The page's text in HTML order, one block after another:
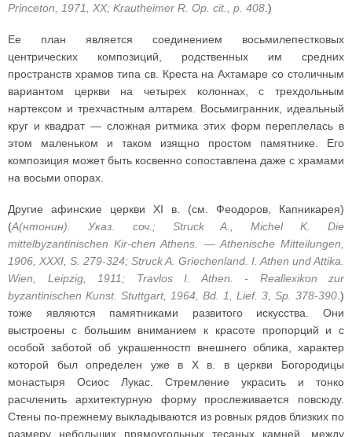
Princeton, 1971, XX; Krautheimer R. Op. cit., p. 408 .)
Ее план является соединением восьмилепестковых
центрических композиций, родственных им средних
пространств храмов типа св. Креста на Ахтамаре со столичным
вариантом церкви на четырех колоннах, с трехдольным
нартексом и трехчастным алтарем. Восьмигранник, идеальный
круг и квадрат — сложная ритмика этих форм переплелась в
этом маленьком и таком изящно простом памятнике. Его
композиция может быть косвенно сопоставлена даже с храмами
на восьми опорах.
Другие афинские церкви XI в. (см. Феодоров, Капникарея)
(А(нтонин). Указ. соч.; Struck A., Michel K. Die
mittelbyzantinischen Kir-chen Athens. — Athenische Mitteilungen,
1906, XXXI, S. 279-324; Struck A. Griechenland. I. Athen und Attika.
Wien, Leipzig, 1911; Travlos I. Athen. - Reallexikon zur
byzantinischen Kunst. Stuttgart, 1964, Bd. 1, Lief. 3, Sp. 378-390 .)
тоже являются памятниками развитого искусства. Они
выстроены с большим вниманием к красоте пропорций и с
особой заботой об украшенностп внешнего облика, характер
которой был определен уже в X в. в церкви Богородицы
монастыря Осиос Лукас. Стремление украсить и тонко
расчленить архитектурную форму прослеживается повсюду.
Стены по-прежнему выкладываются из ровных рядов близких по
размеру небольших прямоугольных тесаных камней, между